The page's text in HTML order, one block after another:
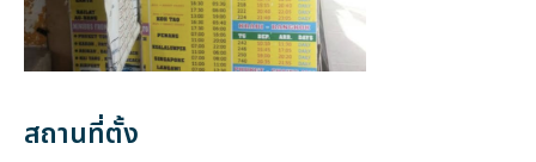
สถานที่ตั้ง